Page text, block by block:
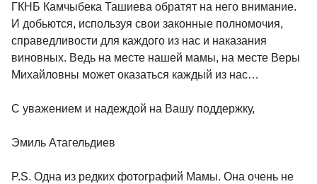
ГКНБ Камчыбека Ташиева обратят на него внимание.
И добьются, используя свои законные полномочия,
справедливости для каждого из нас и наказания
виновных. Ведь на месте нашей мамы, на месте Веры
Михайловны может оказаться каждый из нас…
С уважением и надеждой на Вашу поддержку,
Эмиль Атагельдиев
P.S. Одна из редких фотографий Мамы. Она очень не